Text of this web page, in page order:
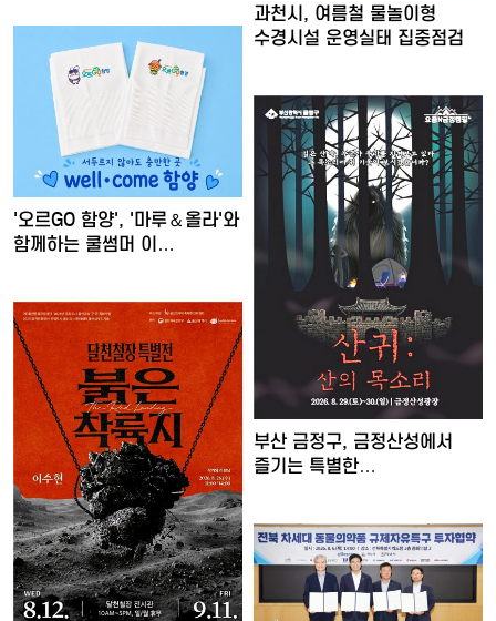
과천시, 여름철 물놀이형
수경시설 운영실태 집중점검
'오르GO 함양', '마루＆올라'와
함께하는 쿨썸머 이…
부산 금정구, 금정산성에서
즐기는 특별한